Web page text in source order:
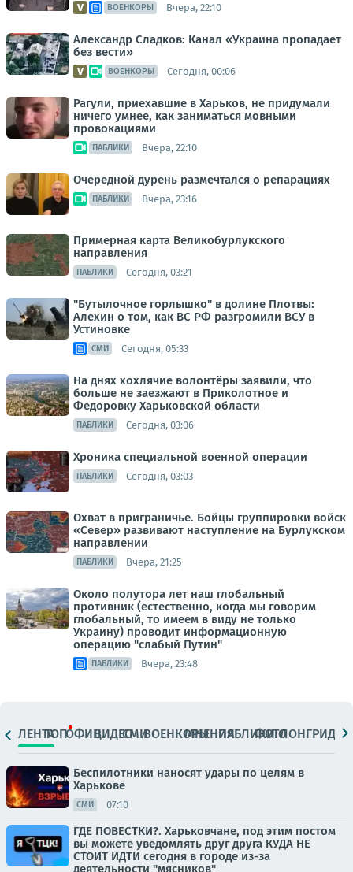
ВОЕНКОРЫ Вчера, 22:10
Александр Сладков: Канал «Украина пропадает
без вести»
ВОЕНКОРЫ Сегодня, 00:06
Рагули, приехавшие в Харьков, не придумали
ничего умнее, как заниматься мовными
провокациями
ПАБЛИКИ Вчера, 22:10
Очередной дурень размечтался о репарациях
ПАБЛИКИ Вчера, 23:16
Примерная карта Великобурлукского
направления
ПАБЛИКИ Сегодня, 03:21
"Бутылочное горлышко" в долине Плотвы:
Алехин о том, как ВС РФ разгромили ВСУ в
Устиновке
СМИ Сегодня, 05:33
На днях хохлячие волонтёры заявили, что
больше не заезжают в Приколотное и
Федоровку Харьковской области
ПАБЛИКИ Сегодня, 03:06
Хроника специальной военной операции
ПАБЛИКИ Сегодня, 03:03
Охват в приграничье. Бойцы группировки войск
«Север» развивают наступление на Бурлукском
направлении
ПАБЛИКИ Вчера, 21:25
Около полутора лет наш глобальный
противник (естественно, когда мы говорим
глобальный, то имеем в виду не только
Украину) проводит информационную
операцию "слабый Путин"
ПАБЛИКИ Вчера, 23:48
ЛЕНТАТОПОФИЦ.ВИДЕОСМИВОЕНКОРЫМНЕНИЯПАБЛИКИ
ФОТОЛОНГРИДЫ
Беспилотники наносят удары по целям в
Харькове
СМИ 07:10
ГДЕ ПОВЕСТКИ?. Харьковчане, под этим постом
вы можете уведомлять друг друга КУДА НЕ
СТОИТ ИДТИ сегодня в городе из-за
деятельности "мясников"